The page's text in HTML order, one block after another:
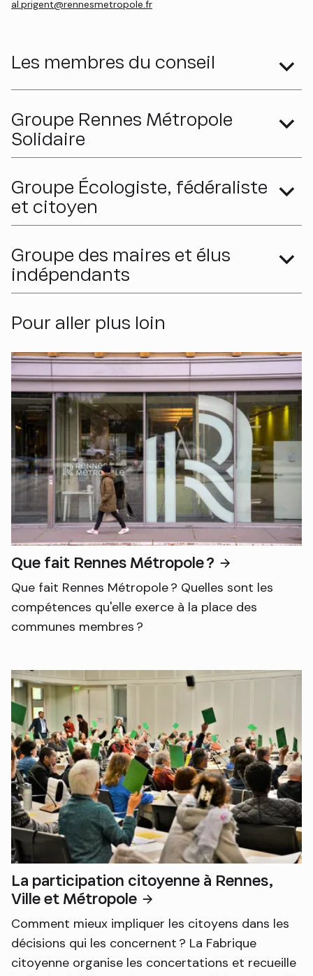
al.prigent@rennesmetropole.fr
Les membres du conseil
Groupe Rennes Métropole
Solidaire
Groupe Écologiste, fédéraliste
et citoyen
Groupe des maires et élus
indépendants
Pour aller plus loin
Que fait Rennes Métropole ?
Que fait Rennes Métropole ? Quelles sont les
compétences qu'elle exerce à la place des
communes membres ?
La participation citoyenne à Rennes,
Ville et Métropole
Comment mieux impliquer les citoyens dans les
décisions qui les concernent ? La Fabrique
citoyenne organise les concertations et recueille